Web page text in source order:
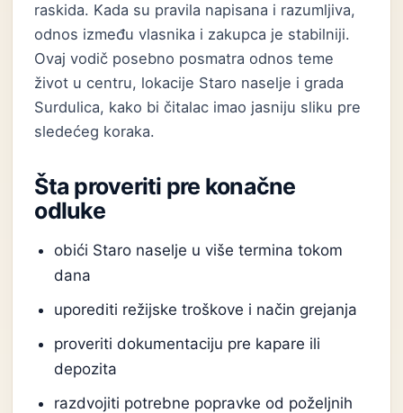
raskida. Kada su pravila napisana i razumljiva,
odnos između vlasnika i zakupca je stabilniji.
Ovaj vodič posebno posmatra odnos teme
život u centru, lokacije Staro naselje i grada
Surdulica, kako bi čitalac imao jasniju sliku pre
sledećeg koraka.
Šta proveriti pre konačne
odluke
obići Staro naselje u više termina tokom
dana
uporediti režijske troškove i način grejanja
proveriti dokumentaciju pre kapare ili
depozita
razdvojiti potrebne popravke od poželjnih